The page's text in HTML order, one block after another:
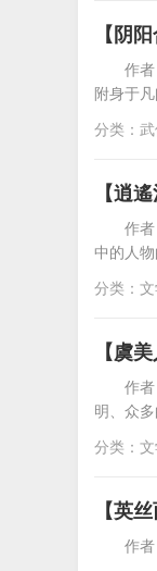
【阴
作
附身于
分类：
【逍
作
中的人物
分类：
【虞
作
明、众
分类：
【英
作